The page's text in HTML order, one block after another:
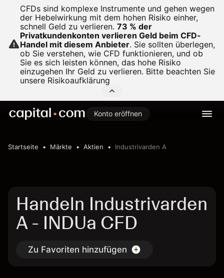
CFDs sind komplexe Instrumente und gehen wegen
der Hebelwirkung mit dem hohen Risiko einher,
schnell Geld zu verlieren. 73 % der
Privatkundenkonten verlieren Geld beim CFD-
Handel mit diesem Anbieter. Sie sollten überlegen,
ob Sie verstehen, wie CFD funktionieren, und ob
Sie es sich leisten können, das hohe Risiko
einzugehen Ihr Geld zu verlieren. Bitte beachten Sie
unsere Risikoaufklärung
Konto eröffnen
Startseite Märkte Aktien Industrivarden A
Handeln Industrivarden
A - INDUa CFD
Zu Favoriten hinzufügen